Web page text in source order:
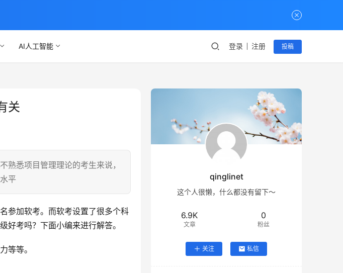
AI人工智能 登录 注册 投稿
关
熟悉项目管理理论的考生来说，
平
参加软考。而软考设置了很多个科
好考吗？下面小编来进行解答。
等等。
qinglinet
这个人很懒，什么都没有留下～
6.9K
文章
0
粉丝
关注 私信